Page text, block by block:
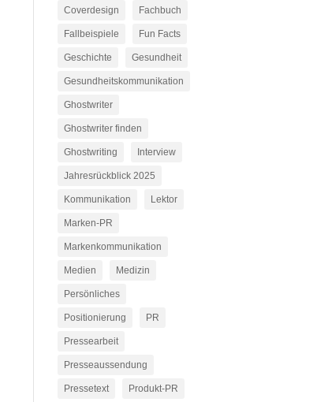
Coverdesign Fachbuch
Fallbeispiele Fun Facts
Geschichte Gesundheit
Gesundheitskommunikation
Ghostwriter
Ghostwriter finden
Ghostwriting Interview
Jahresrückblick 2025
Kommunikation Lektor
Marken-PR
Markenkommunikation
Medien Medizin
Persönliches
Positionierung PR
Pressearbeit
Presseaussendung
Pressetext Produkt-PR